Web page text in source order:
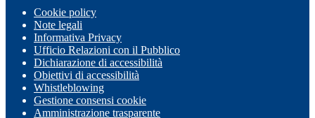
Cookie policy
Note legali
Informativa Privacy
Ufficio Relazioni con il Pubblico
Dichiarazione di accessibilità
Obiettivi di accessibilità
Whistleblowing
Gestione consensi cookie
Amministrazione trasparente